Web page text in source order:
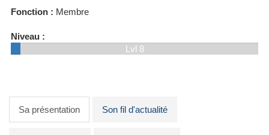
Fonction : Membre
Niveau :
Lvl 8
Sa présentation Son fil d'actualité